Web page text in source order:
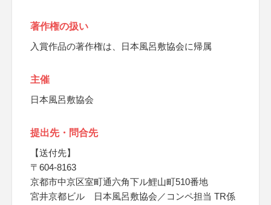
著作権の扱い
入賞作品の著作権は、日本風呂敷協会に帰属
主催
日本風呂敷協会
提出先・問合先
【送付先】
〒604-8163
京都市中京区室町通六角下ル鯉山町510番地
宮井京都ビル 日本風呂敷協会／コンペ担当 TR係